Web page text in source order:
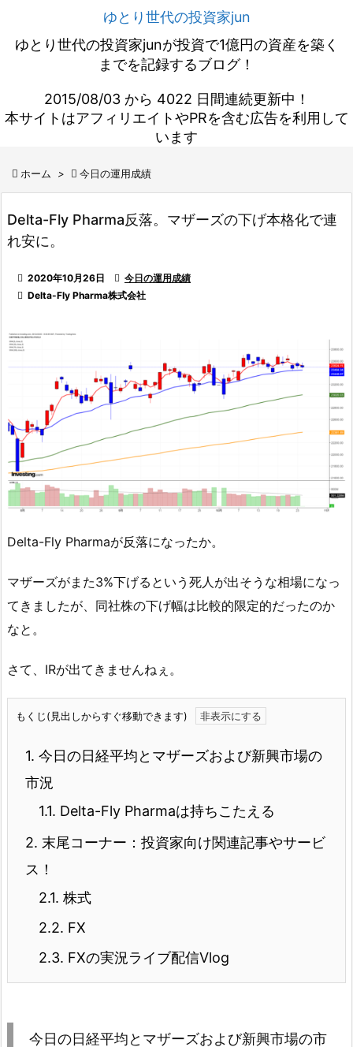
ゆとり世代の投資家jun
ゆとり世代の投資家junが投資で1億円の資産を築く
までを記録するブログ！
2015/08/03 から 4022 日間連続更新中！
本サイトはアフィリエイトやPRを含む広告を利用して
います
 ホーム >  今日の運用成績
Delta-Fly Pharma反落。マザーズの下げ本格化で連
れ安に。
 2020年10月26日  今日の運用成績
 Delta-Fly Pharma株式会社
Delta-Fly Pharmaが反落になったか。
マザーズがまた3%下げるという死人が出そうな相場になっ
てきましたが、同社株の下げ幅は比較的限定的だったのか
なと。
さて、IRが出てきませんねぇ。
もくじ(見出しからすぐ移動できます)
1. 今日の日経平均とマザーズおよび新興市場の
市況
1.1. Delta-Fly Pharmaは持ちこたえる
2. 末尾コーナー：投資家向け関連記事やサービ
ス！
2.1. 株式
2.2. FX
2.3. FXの実況ライブ配信Vlog
今日の日経平均とマザーズおよび新興市場の市